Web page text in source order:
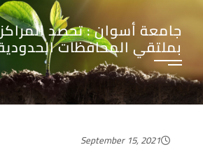
جامعة أسوان : تحصد المراكز
بملتقي المحافظات
September 15, 2021